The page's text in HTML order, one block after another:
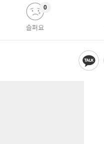
슬퍼요
0